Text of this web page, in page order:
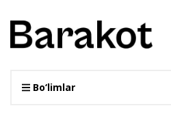
Bo‘limlar